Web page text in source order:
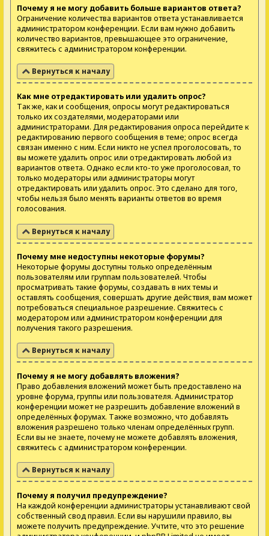
Почему я не могу добавить больше вариантов ответа?
Ограничение количества вариантов ответа устанавливается
администратором конференции. Если вам нужно добавить
количество вариантов, превышающее это ограничение,
свяжитесь с администратором конференции.
Вернуться к началу
Как мне отредактировать или удалить опрос?
Так же, как и сообщения, опросы могут редактироваться
только их создателями, модераторами или
администраторами. Для редактирования опроса перейдите к
редактированию первого сообщения в теме; опрос всегда
связан именно с ним. Если никто не успел проголосовать, то
вы можете удалить опрос или отредактировать любой из
вариантов ответа. Однако если кто-то уже проголосовал, то
только модераторы или администраторы могут
отредактировать или удалить опрос. Это сделано для того,
чтобы нельзя было менять варианты ответов во время
голосования.
Вернуться к началу
Почему мне недоступны некоторые форумы?
Некоторые форумы доступны только определённым
пользователям или группам пользователей. Чтобы
просматривать такие форумы, создавать в них темы и
оставлять сообщения, совершать другие действия, вам может
потребоваться специальное разрешение. Свяжитесь с
модератором или администратором конференции для
получения такого разрешения.
Вернуться к началу
Почему я не могу добавлять вложения?
Право добавления вложений может быть предоставлено на
уровне форума, группы или пользователя. Администратор
конференции может не разрешить добавление вложений в
определённых форумах. Также возможно, что добавлять
вложения разрешено только членам определённых групп.
Если вы не знаете, почему не можете добавлять вложения,
свяжитесь с администратором конференции.
Вернуться к началу
Почему я получил предупреждение?
На каждой конференции администраторы устанавливают свой
собственный свод правил. Если вы нарушили правило, вы
можете получить предупреждение. Учтите, что это решение